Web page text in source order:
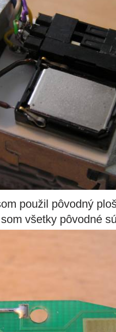
použil pôvodný
všetky pôvodné